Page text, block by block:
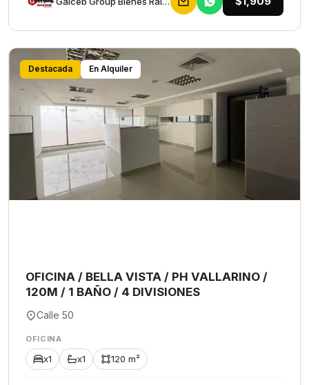
Destacada En Alquiler
OFICINA / BELLA VISTA / PH VALLARINO /
120M / 1 BAÑO / 4 DIVISIONES
Calle 50
OFICINA
x1 x1 120 m²